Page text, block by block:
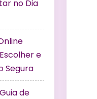
no Dia
e
Segura
de